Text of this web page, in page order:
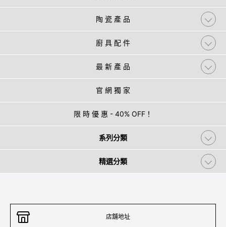
陶 瓷 產 品
廚 具 配 件
最 新 產 品
官 網 獨 家
限 時 優 惠 - 40% OFF！
系列分類
精選分類
店舖地址